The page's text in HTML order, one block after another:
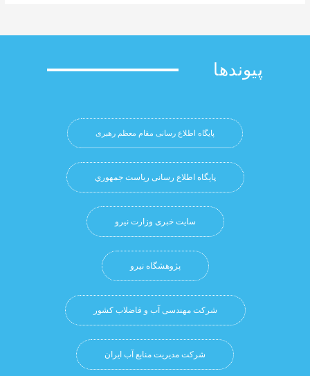
پایگاه اطلاع رسانی مقام معظم رهبری
پایگاه اطلاع رسانی ریاست جمهوري
سایت خبری وزارت نیرو
پژوهشگاه نيرو
شرکت مهندسی آب و فاضلاب کشور
شرکت مدیریت منابع آب ایران